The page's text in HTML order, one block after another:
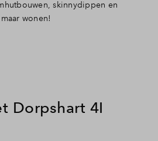
skinnydippen en
wonen!
Dorpshart 4I